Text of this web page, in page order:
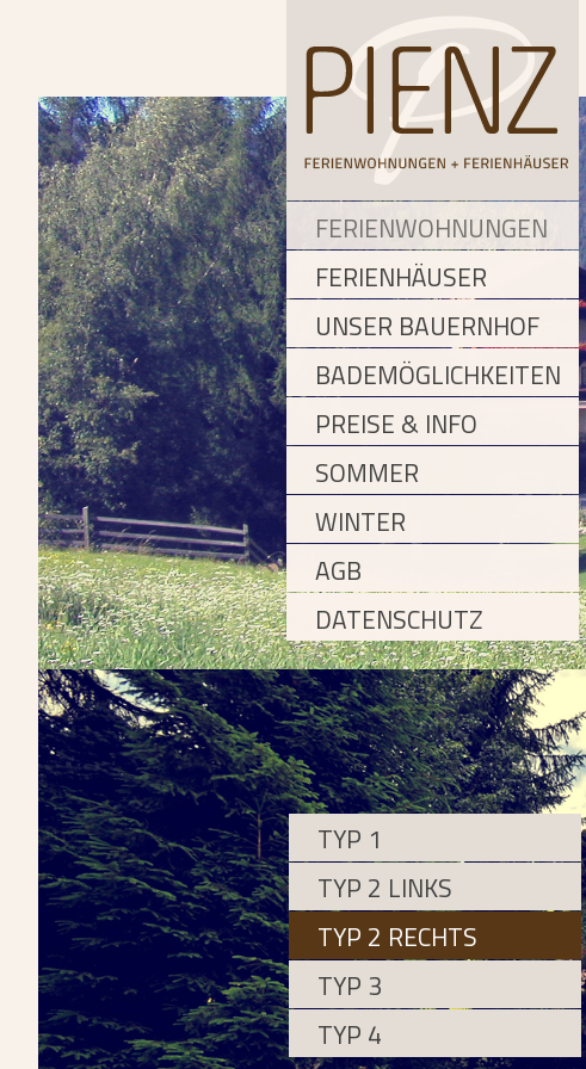
FERIENWOHNUNGEN
FERIENHÄUSER
UNSER BAUERNHOF
BADEMÖGLICHKEITEN
PREISE & INFO
SOMMER
WINTER
AGB
DATENSCHUTZ
TYP 1
TYP 2 LINKS
TYP 2 RECHTS
TYP 3
TYP 4